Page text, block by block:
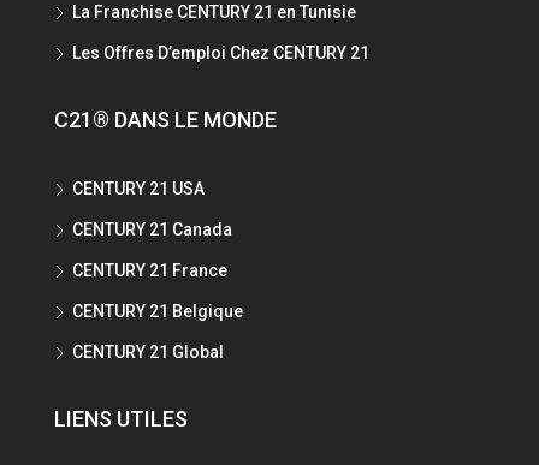
La Franchise CENTURY 21 en Tunisie
Les Offres D’emploi Chez CENTURY 21
C21® DANS LE MONDE
CENTURY 21 USA
CENTURY 21 Canada
CENTURY 21 France
CENTURY 21 Belgique
CENTURY 21 Global
LIENS UTILES